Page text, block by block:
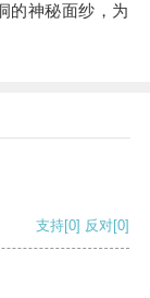
神秘面纱，为
支持[0] 反对[0]